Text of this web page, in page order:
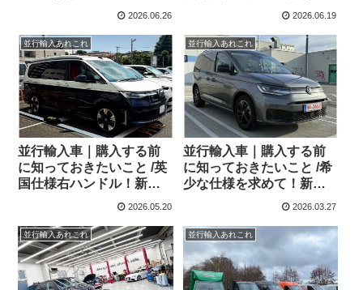
ド トルネオカスタム＆ト
ーズのまとめ！
2026.06.26
フォルクスワーゲン T6.1
港！！
2026.06.19
並行輸入あれこれ
並行輸入車｜購入する前
に知っておきたいこと /英
国仕様右ハンドル！新型
フォルクスワーゲン T7カ
さまへご納車させていた
だきました！
2026.05.20
並行輸入あれこれ
並行輸入車｜購入する前
に知っておきたいこと /希
少な仕様を求めて！新型
フォルクスワーゲン キャ
ースト)から現地納車され
ました！
2026.03.27
並行輸入あれこれ 並行輸入あれこれ